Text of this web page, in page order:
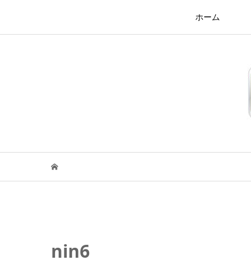
ホーム
nin6